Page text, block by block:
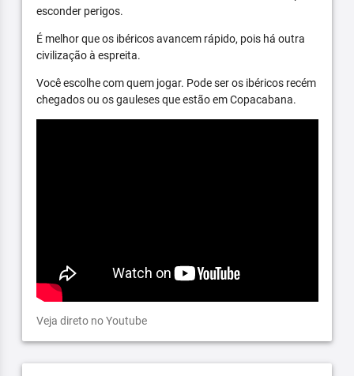
esconder perigos.
É melhor que os ibéricos avancem rápido, pois há outra
civilização à espreita.
Você escolhe com quem jogar. Pode ser os ibéricos recém
chegados ou os gauleses que estão em Copacabana.
Veja direto no Youtube